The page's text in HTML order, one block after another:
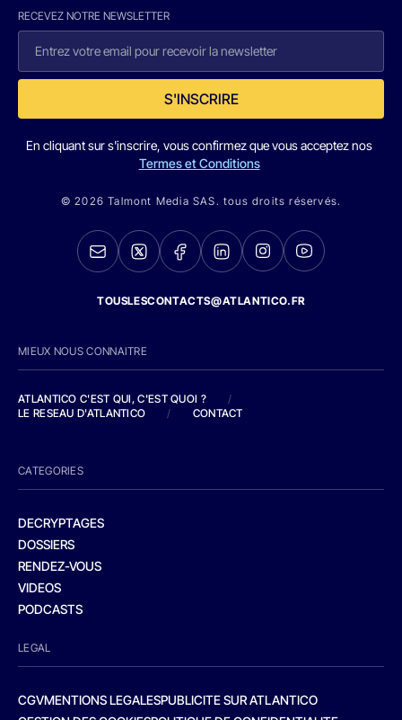
RECEVEZ NOTRE NEWSLETTER
S'INSCRIRE
En cliquant sur s'inscrire, vous confirmez que vous acceptez nos
Termes et Conditions
© 2026 Talmont Media SAS. tous droits réservés.
TOUSLESCONTACTS@ATLANTICO.FR
MIEUX NOUS CONNAITRE
ATLANTICO C'EST QUI, C'EST QUOI ?
/
LE RESEAU D'ATLANTICO
/ CONTACT
CATEGORIES
DECRYPTAGES
DOSSIERS
RENDEZ-VOUS
VIDEOS
PODCASTS
LEGAL
CGVMENTIONS LEGALESPUBLICITE SUR ATLANTICO